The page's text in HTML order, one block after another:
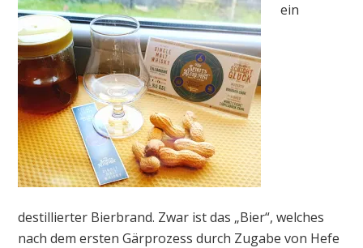
ein
destillierter Bierbrand. Zwar ist das „Bier“, welches
nach dem ersten Gärprozess durch Zugabe von Hefe